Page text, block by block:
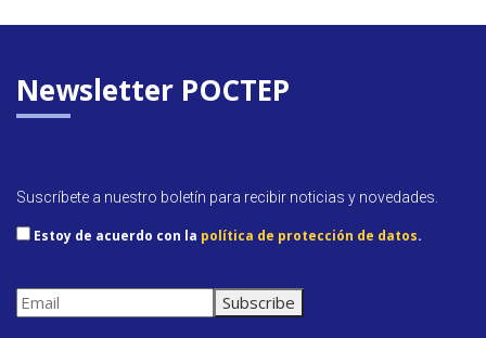
Newsletter POCTEP
Suscríbete a nuestro boletín para recibir noticias y novedades.
Estoy de acuerdo con la política de protección de datos.